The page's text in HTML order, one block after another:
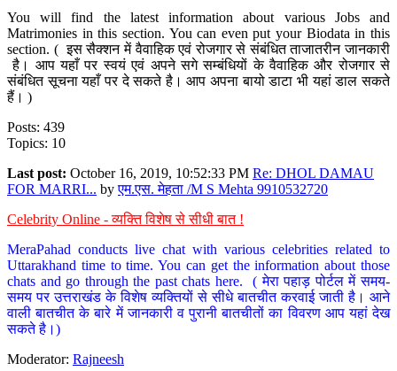
You will find the latest information about various Jobs and
Matrimonies in this section. You can even put your Biodata in this
section. ( इस सैक्शन में वैवाहिक एवं रोजगार से संबंधित ताजातरीन जानकारी
है। आप यहाँ पर स्वयं एवं अपने सगे सम्बंधियों के वैवाहिक और रोजगार से
संबंधित सूचना यहाँ पर दे सकते है। आप अपना बायो डाटा भी यहां डाल सकते
हैं। )
Posts: 439
Topics: 10
Last post: October 16, 2019, 10:52:33 PM Re: DHOL DAMAU
FOR MARRI... byएम.एस. मेहता /M S Mehta 9910532720
Celebrity Online - व्यक्ति विशेष से सीधी बात !
MeraPahad conducts live chat with various celebrities related to
Uttarakhand time to time. You can get the information about those
chats and go through the past chats here. ( मेरा पहाड़ पोर्टल में समय-
समय पर उत्तराखंड के विशेष व्यक्तियों से सीधे बातचीत करवाई जाती है। आने
वाली बातचीत के बारे में जानकारी व पुरानी बातचीतों का विवरण आप यहां देख
सकते है।)
Moderator: Rajneesh